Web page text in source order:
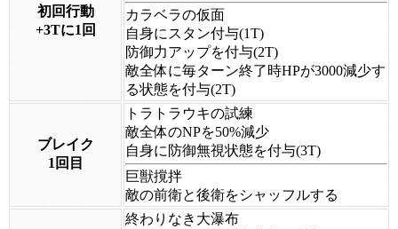
初回行動
+3Tに1回
カラベラの仮面
自身にスタン付与(1T)
防御力アップを付与(2T)
敵全体に毎ターン終了時HPが3000減少す
る状態を付与(2T)
ブレイク
1回目
トラトラウキの試練
敵全体のNPを50%減少
自身に防御無視状態を付与(3T)
巨獣撹拌
敵の前衛と後衛をシャッフルする
終わりなき大瀑布